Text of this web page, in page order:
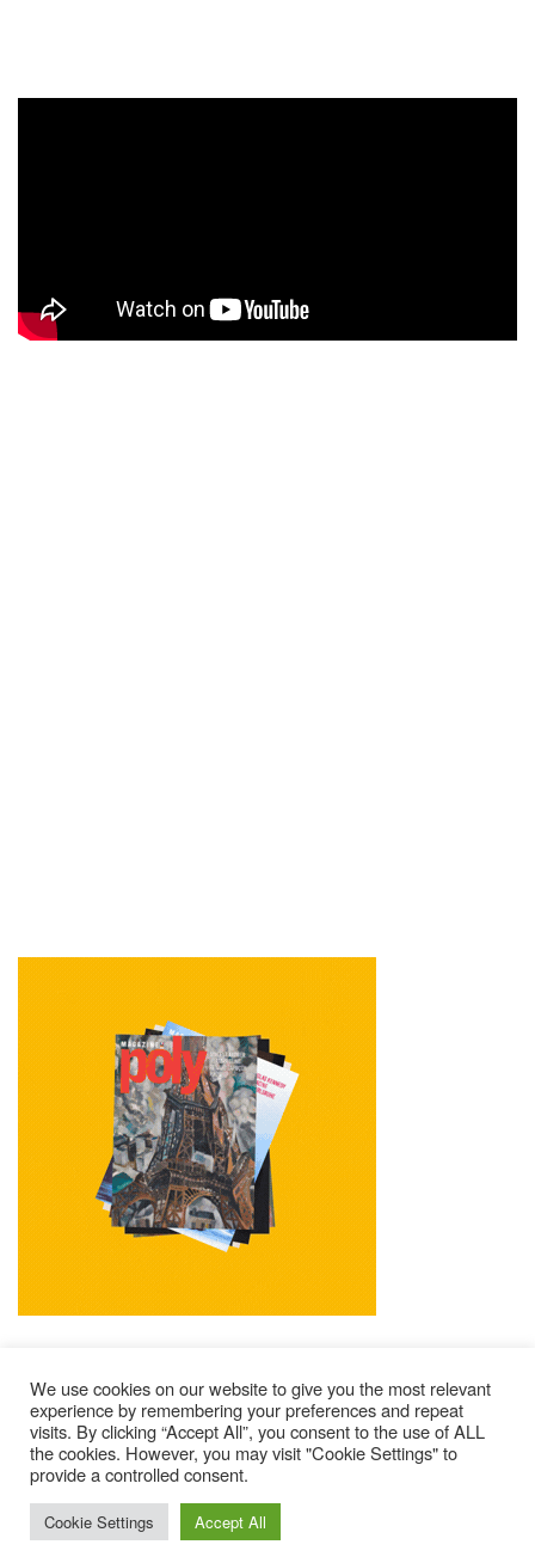
Mentions Légales Contacts
Où Trouver Poly ?
Lire Les Anciens N°
S’abonner À Poly
© 2025 – Magazine Poly – BKN
We use cookies on our website to give you the most relevant
experience by remembering your preferences and repeat
visits. By clicking “Accept All”, you consent to the use of ALL
the cookies. However, you may visit "Cookie Settings" to
provide a controlled consent.
Cookie Settings Accept All